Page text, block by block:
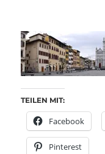
TEILEN MIT:
Facebook
Pinterest